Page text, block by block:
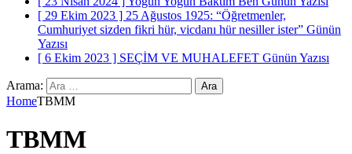
[ 29 Ekim 2023 ] 25 Ağustos 1925: “Öğretmenler,
Cumhuriyet sizden fikri hür, vicdanı hür nesiller ister” Günün
Yazısı
[ 6 Ekim 2023 ] SEÇİM VE MUHALEFET Günün Yazısı
Arama:
HomeTBMM
TBMM